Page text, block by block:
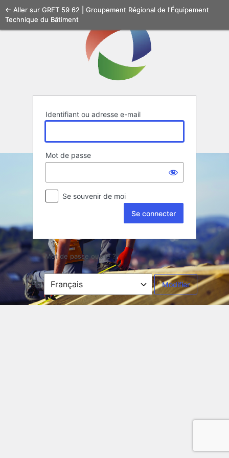
Se
connecter
Identifiant ou adresse e-mail
Mot de passe
Se souvenir de moi
Mot de passe oublié ?
← Aller sur GRET 59 62 | Groupement Régional de l'Équipement
Technique du Bâtiment
Langue